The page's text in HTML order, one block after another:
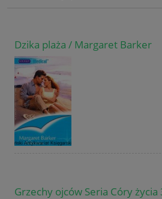
Dzika plaża / Margaret Barker
Grzechy ojców Seria Córy